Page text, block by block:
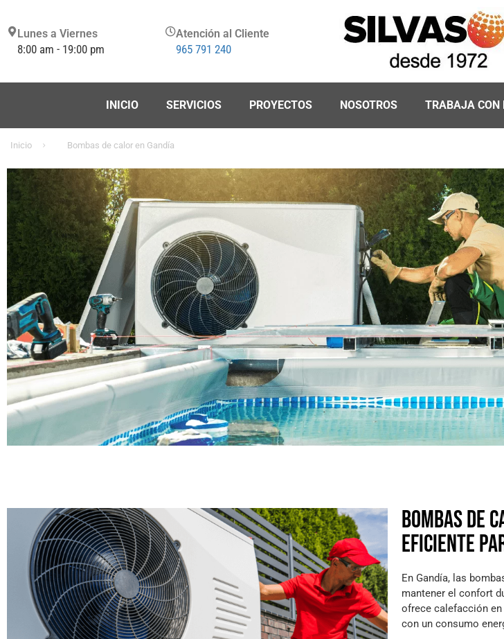
Lunes a Viernes
8:00 am - 19:00 pm
Atención al Cliente
965 791 240
INICIO SERVICIOS PROYECTOS NOSOTROS TRABAJA CON
Inicio Bombas de calor en Gandía
Instalación de bombas de
calor en Gandía
Tú mejor opción para climatizar la piscina
PIDE PRESUPUESTO AHORA
Bombas de
eficiente
En Gandía, las
mantener el confort
ofrece calefacción
con un consumo